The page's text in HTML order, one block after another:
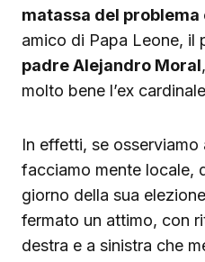
matassa del problema
amico di Papa Leone, il
padre Alejandro Moral
molto bene l’ex
In effetti, se osserviamo
facciamo mente locale,
giorno della sua
fermato un attimo, con
destra e a sinistra che